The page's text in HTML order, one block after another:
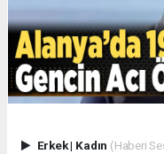
Erkek| Kadın (Haberi